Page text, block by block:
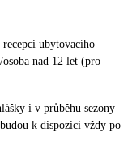
ubytovacího
nad 12 let (pro
i v průběhu sezony
k dispozici vždy po